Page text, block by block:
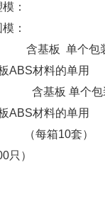
：
：
含基板 单个包
ABS材料的单用
含基板 单个包
ABS材料的单用
（每箱10套）
只）